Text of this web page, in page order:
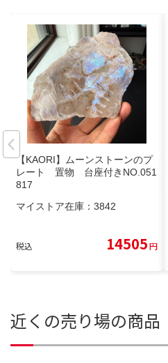
【KAORI】ムーンストーンのプ
レート 置物 台座付きNO.051
817
マイストア在庫： 3842
税込 14505円
近くの売り場の商品